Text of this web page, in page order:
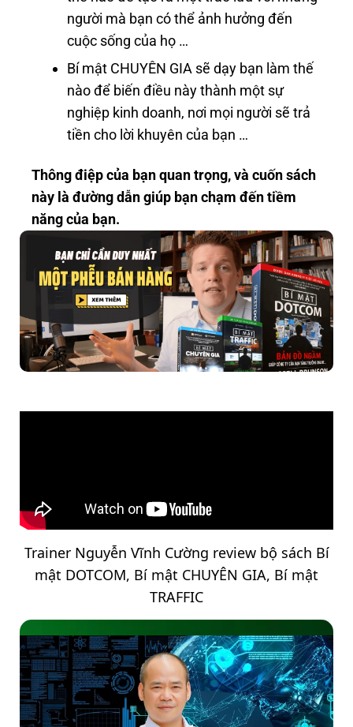
người mà bạn có thể ảnh hưởng đến
cuộc sống của họ …
Bí mật CHUYÊN GIA sẽ dạy bạn làm thế
nào để biến điều này thành một sự
nghiệp kinh doanh, nơi mọi người sẽ trả
tiền cho lời khuyên của bạn …
Thông điệp của bạn quan trọng, và cuốn sách
này là đường dẫn giúp bạn chạm đến tiềm
năng của bạn.
Trainer Nguyễn Vĩnh Cường review bộ sách Bí
mật DOTCOM, Bí mật CHUYÊN GIA, Bí mật
TRAFFIC